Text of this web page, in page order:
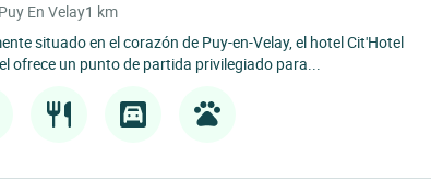
En Velay1 km
situado en el corazón de Puy-en-Velay, el hotel Cit'Hotel
ofrece un punto de partida privilegiado para...